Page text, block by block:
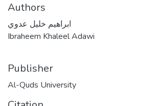
Authors
ابراهيم خليل عدوي
Ibraheem Khaleel Adawi
Publisher
Al-Quds University